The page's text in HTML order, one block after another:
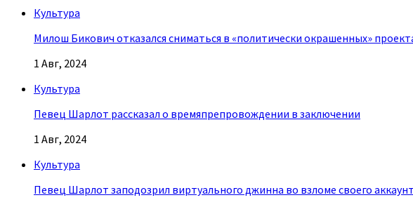
Культура
Милош Бикович отказался сниматься в «политически окрашенных»
1 Авг, 2024
Культура
Певец Шарлот рассказал о времяпрепровождении в заключении
1 Авг, 2024
Культура
Певец Шарлот заподозрил виртуального джинна во взломе своего